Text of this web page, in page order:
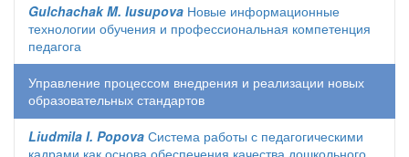
Gulchachak M. Iusupova Новые информационные
технологии обучения и профессиональная компетенция
педагога
Управление процессом внедрения и реализации новых
образовательных стандартов
Liudmila I. Popova Система работы с педагогическими
кадрами как основа обеспечения качества дошкольного